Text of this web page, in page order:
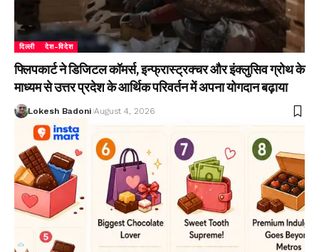
दिल्ली देश-विदेश
फ्लिपकार्ट ने डिजिटल कॉमर्स, इन्फ्रास्ट्रक्चर और इंक्लुसिव ग्रोथ के
माध्यम से उत्तर प्रदेश के आर्थिक परिवर्तन में अपना योगदान बढ़ाया
Lokesh Badoni August 4, 2026